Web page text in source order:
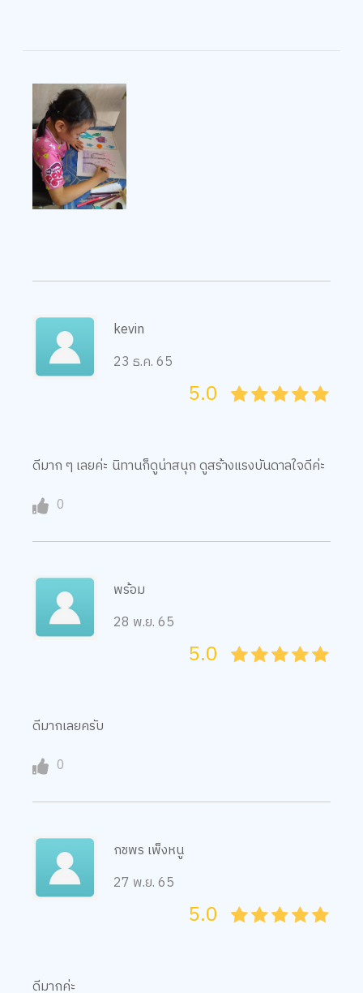
kevin
23 ธ.ค. 65
45
4
35
3
25
2
15
1
05
5.0
ดีมาก ๆ เลยค่ะ นิทานก็ดูน่าสนุก ดูสร้่างแรงบันดาลใจดีค่ะ
0
พร้อม
28 พ.ย. 65
45
4
35
3
25
2
15
1
05
5.0
ดีมากเลยครับ
0
กชพร เพ็งหนู
27 พ.ย. 65
45
4
35
3
25
2
15
1
05
5.0
ดีมากค่ะ